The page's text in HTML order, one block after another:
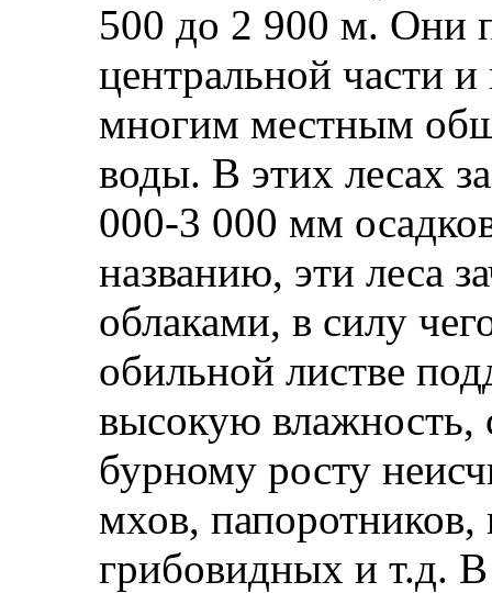
500 до 2 900 м. Они
центральной части
многим местным
воды. В этих лесах
000-3 000 мм
названию, эти леса
облаками, в силу
обильной листве
высокую
бурному росту
мхов,
грибовидных и т.д. В